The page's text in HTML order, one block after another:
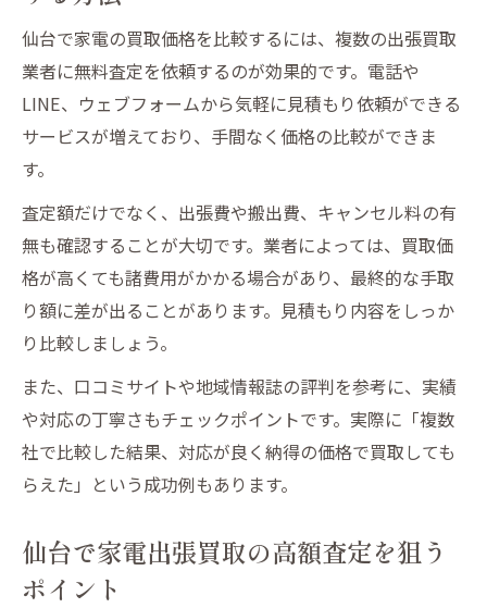
仙台で家電の買取価格を比較するには、複数の出張買取
業者に無料査定を依頼するのが効果的です。電話や
LINE、ウェブフォームから気軽に見積もり依頼ができる
サービスが増えており、手間なく価格の比較ができま
す。
査定額だけでなく、出張費や搬出費、キャンセル料の有
無も確認することが大切です。業者によっては、買取価
格が高くても諸費用がかかる場合があり、最終的な手取
り額に差が出ることがあります。見積もり内容をしっか
り比較しましょう。
また、口コミサイトや地域情報誌の評判を参考に、実績
や対応の丁寧さもチェックポイントです。実際に「複数
社で比較した結果、対応が良く納得の価格で買取しても
らえた」という成功例もあります。
仙台で家電出張買取の高額査定を狙う
ポイント